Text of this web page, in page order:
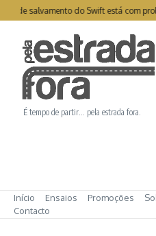
Ir para o conteúdo
de salvamento do Swift está com
É tempo de partir… pela estrada fora.
Início Ensaios Promoções
Contacto